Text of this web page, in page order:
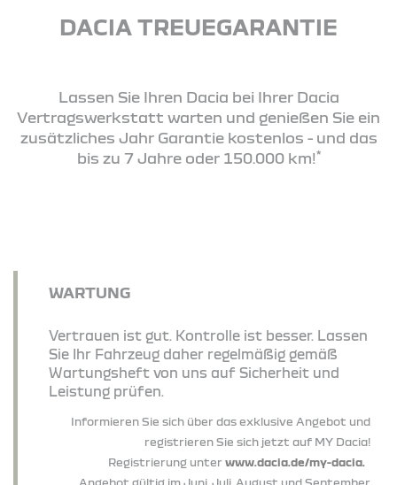
DACIA TREUEGARANTIE
Lassen Sie Ihren Dacia bei Ihrer Dacia
Vertragswerkstatt warten und genießen Sie ein
zusätzliches Jahr Garantie kostenlos - und das
bis zu 7 Jahre oder 150.000 km!*
WARTUNG
Vertrauen ist gut. Kontrolle ist besser. Lassen
Sie Ihr Fahrzeug daher regelmäßig gemäß
Wartungsheft von uns auf Sicherheit und
Leistung prüfen.
Informieren Sie sich über das exklusive Angebot und
registrieren Sie sich jetzt auf MY Dacia!
Registrierung unter www.dacia.de/my-dacia.
Angebot gültig im Juni, Juli, August und September